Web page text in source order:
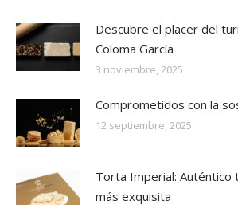
Descubre el placer del
Coloma García
3 noviembre, 2025
Comprometidos con la
12 septiembre, 2025
Torta Imperial: Auténtico
más exquisita